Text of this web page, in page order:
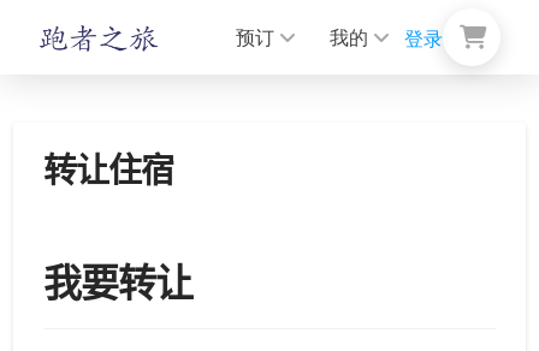
预订 我的 登录
转让住宿
我要转让